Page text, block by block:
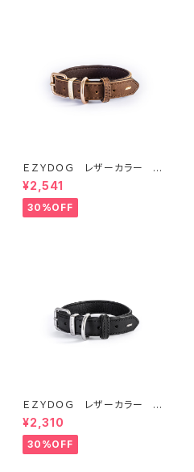
ＥＺＹＤＯＧ レザーカラー M
(全2色)
¥2,541
30%OFF
ＥＺＹＤＯＧ レザーカラー X
XS (全2色)
¥2,310
30%OFF